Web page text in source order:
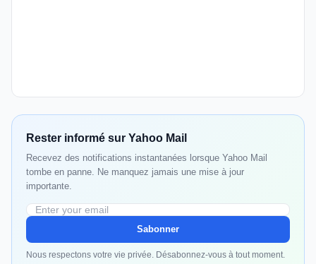
Rester informé sur Yahoo Mail
Recevez des notifications instantanées lorsque Yahoo Mail
tombe en panne. Ne manquez jamais une mise à jour
importante.
Sabonner
Nous respectons votre vie privée. Désabonnez-vous à tout moment.